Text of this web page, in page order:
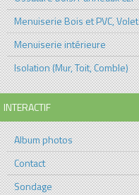
Menuiserie Bois et PVC, Volet
Menuiserie intérieure
Isolation (Mur, Toit, Comble)
INTERACTIF
Album photos
Contact
Sondage